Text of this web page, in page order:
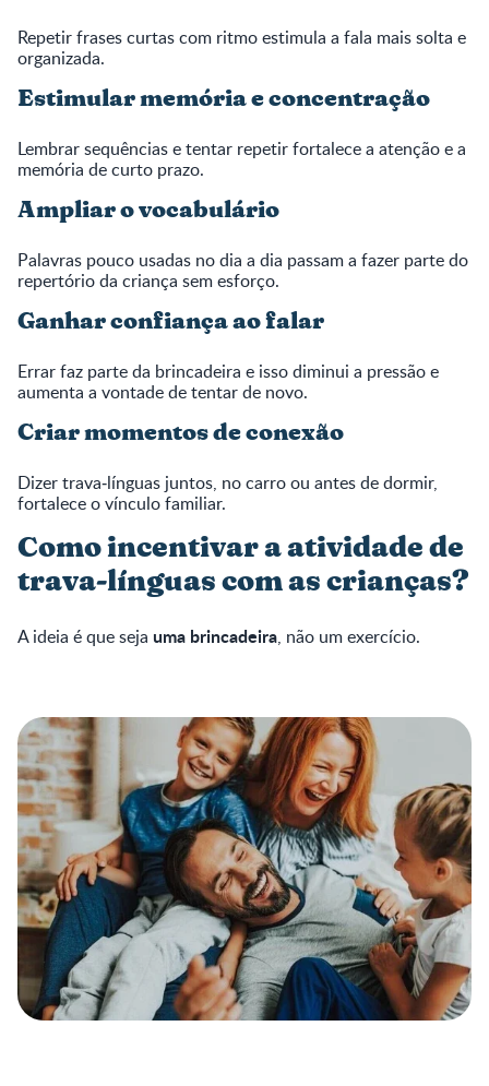
Repetir frases curtas com ritmo estimula a fala mais solta e
organizada.
Estimular memória e concentração
Lembrar sequências e tentar repetir fortalece a atenção e a
memória de curto prazo.
Ampliar o vocabulário
Palavras pouco usadas no dia a dia passam a fazer parte do
repertório da criança sem esforço.
Ganhar confiança ao falar
Errar faz parte da brincadeira e isso diminui a pressão e
aumenta a vontade de tentar de novo.
Criar momentos de conexão
Dizer trava‑línguas juntos, no carro ou antes de dormir,
fortalece o vínculo familiar.
Como incentivar a atividade de
trava‑línguas com as crianças?
A ideia é que seja uma brincadeira, não um exercício.